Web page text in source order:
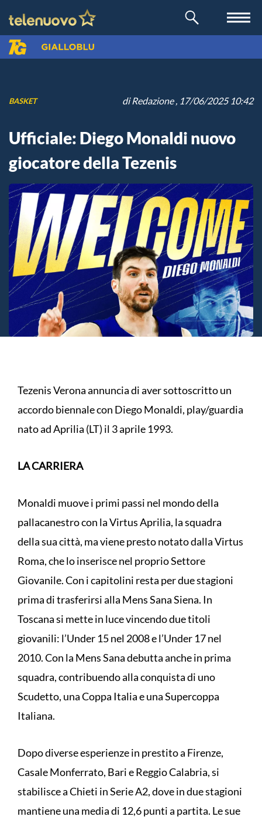
BASKET diRedazione, 17/06/2025 10:42
Ufficiale: Diego Monaldi nuovo
giocatore della Tezenis
Tezenis Verona annuncia di aver sottoscritto un
accordo biennale con Diego Monaldi, play/guardia
nato ad Aprilia (LT) il 3 aprile 1993.
LA CARRIERA
Monaldi muove i primi passi nel mondo della
pallacanestro con la Virtus Aprilia, la squadra
della sua città, ma viene presto notato dalla Virtus
Roma, che lo inserisce nel proprio Settore
Giovanile. Con i capitolini resta per due stagioni
prima di trasferirsi alla Mens Sana Siena. In
Toscana si mette in luce vincendo due titoli
giovanili: l’Under 15 nel 2008 e l’Under 17 nel
2010. Con la Mens Sana debutta anche in prima
squadra, contribuendo alla conquista di uno
Scudetto, una Coppa Italia e una Supercoppa
Italiana.
Dopo diverse esperienze in prestito a Firenze,
Casale Monferrato, Bari e Reggio Calabria, si
stabilisce a Chieti in Serie A2, dove in due stagioni
mantiene una media di 12,6 punti a partita. Le sue